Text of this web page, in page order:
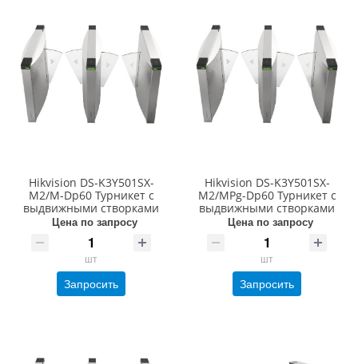
Hikvision DS-K3Y501SX-
M2/M-Dp60 Турникет с
выдвижными створками
Цена по запросу
шт
Запросить
Hikvision DS-K3Y501SX-
M2/MPg-Dp60 Турникет с
выдвижными створками
Цена по запросу
шт
Запросить